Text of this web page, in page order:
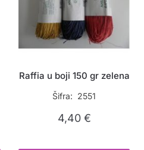
Raffia u boji 150 gr zelena
Šifra: 2551
4,40 €